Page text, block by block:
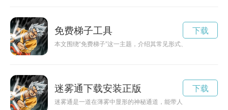
免费梯子工具
本文围绕“免费梯子”这一主题，介绍其常见形式、使用体验以
下载
迷雾通下载安装正版
迷雾通是一道在薄雾中显形的神秘通道，能带人穿越记忆与可
下载